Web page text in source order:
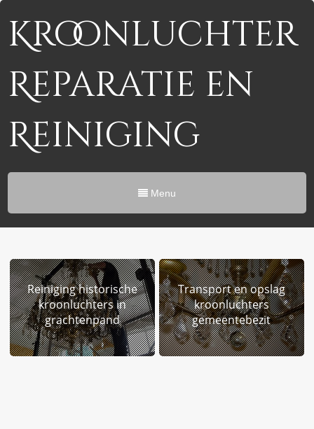
Kroonluchter
Reparatie en
Reiniging
Menu
Reiniging historische
kroonluchters in
grachtenpand
Transport en opslag
kroonluchters
gemeentebezit